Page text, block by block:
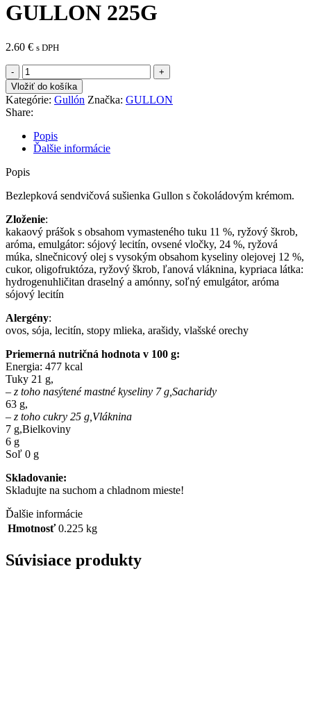
GULLON 225G
2.60 € s DPH
množstvo
BEZLEPKOVÉ
SENDVIČOVÉ
SUŠIENKY
GULLON
225G
Vložiť do košíka
Kategórie: Gullón Značka: GULLON
Share:
Popis
Ďalšie informácie
Popis
Bezlepková sendvičová sušienka Gullon s čokoládovým krémom.
Zloženie:
kakaový prášok s obsahom vymasteného tuku 11 %, ryžový škrob,
aróma, emulgátor: sójový lecitín, ovsené vločky, 24 %, ryžová
múka, slnečnicový olej s vysokým obsahom kyseliny olejovej 12 %,
cukor, oligofruktóza, ryžový škrob, ľanová vláknina, kypriaca látka:
hydrogenuhličitan draselný a amónny, soľný emulgátor, aróma
sójový lecitín
Alergény:
ovos, sója, lecitín, stopy mlieka, arašidy, vlašské orechy
Priemerná nutričná hodnota v 100 g:
Energia: 477 kcal
Tuky 21 g,
– z toho nasýtené mastné kyseliny 7 g,Sacharidy
63 g,
– z toho cukry 25 g,Vláknina
7 g,Bielkoviny
6 g
Soľ 0 g
Skladovanie:
Skladujte na suchom a chladnom mieste!
Ďalšie informácie
Hmotnosť 0.225 kg
Súvisiace produkty